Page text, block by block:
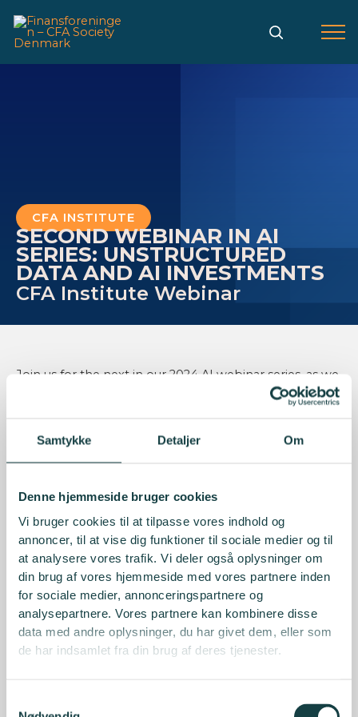
Samtykke Detaljer Om
Denne hjemmeside bruger cookies
Vi bruger cookies til at tilpasse vores indhold og
annoncer, til at vise dig funktioner til sociale medier og til
at analysere vores trafik. Vi deler også oplysninger om
din brug af vores hjemmeside med vores partnere inden
for sociale medier, annonceringspartnere og
analysepartnere. Vores partnere kan kombinere disse
data med andre oplysninger, du har givet dem, eller som
de har indsamlet fra din brug af deres tjenester.
indholdet
CFA INSTITUTE
SECOND WEBINAR IN AI
SERIES: UNSTRUCTURED
DATA AND AI INVESTMENTS
CFA Institute Webinar
Join us for the next in our 2024 AI webinar series, as we
examine how AI is changing the way we uncover value
unstructured data adoption is driving this trend and the
manage this transition.
We will put these techniques into practice in a case
study, showcase how we can fine-tune large language
models and construct a custom ESG index to discover
new insights and hidden value.
discussion on the future of finance as our panelists take